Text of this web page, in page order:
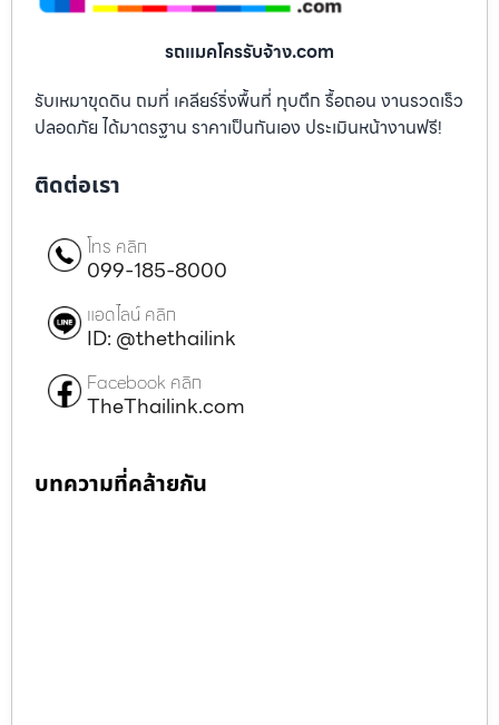
รถแมคโครรับจ้าง.com
รับเหมาขุดดิน ถมที่ เคลียร์ริ่งพื้นที่ ทุบตึก รื้อถอน งานรวดเร็ว
ปลอดภัย ได้มาตรฐาน ราคาเป็นกันเอง ประเมินหน้างานฟรี!
ติดต่อเรา
โทร คลิก
099-185-8000
แอดไลน์ คลิก
ID: @thethailink
Facebook คลิก
TheThailink.com
บทความที่คล้ายกัน